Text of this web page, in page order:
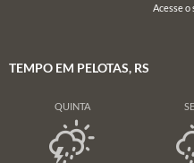
Acesse o
TEMPO EM PELOTAS, RS
QUINTA